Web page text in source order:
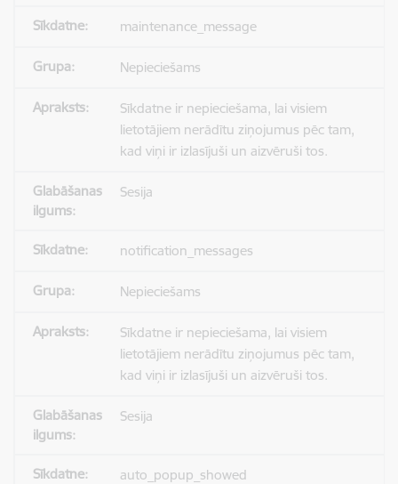
maintenance_message
Nepieciešams
Sīkdatne ir nepieciešama, lai visiem
lietotājiem nerādītu ziņojumus pēc tam,
kad viņi ir izlasījuši un aizvēruši tos.
Sesija
notification_messages
Nepieciešams
Sīkdatne ir nepieciešama, lai visiem
lietotājiem nerādītu ziņojumus pēc tam,
kad viņi ir izlasījuši un aizvēruši tos.
Sesija
auto_popup_showed